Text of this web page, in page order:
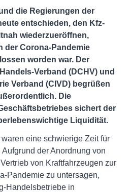
die Regierungen der
entschieden, den Kfz-
wiederzueröffnen,
der Corona-Pandemie
worden war. Der
Verband (DCHV) und
Verband (CIVD) begrüßen
Die
sichert der
Liquidität.
eine schwierige Zeit für
der Anordnung von
von Kraftfahrzeugen zur
Pandemie zu untersagen,
Handelsbetriebe in